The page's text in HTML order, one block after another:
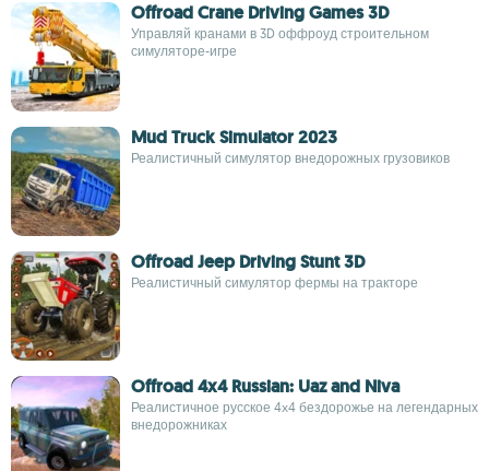
Offroad Crane Driving Games 3D
Управляй кранами в 3D оффроуд строительном
симуляторе-игре
Mud Truck Simulator 2023
Реалистичный симулятор внедорожных грузовиков
Offroad Jeep Driving Stunt 3D
Реалистичный симулятор фермы на тракторе
Offroad 4x4 Russian: Uaz and Niva
Реалистичное русское 4x4 бездорожье на легендарных
внедорожниках